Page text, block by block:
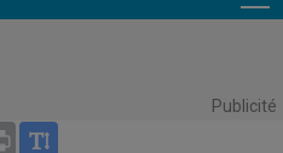
Publicité
Print